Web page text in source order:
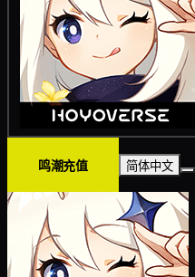
鸣潮充值 简体中文